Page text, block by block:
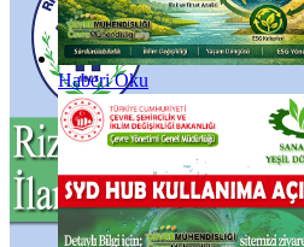
Haberi Oku